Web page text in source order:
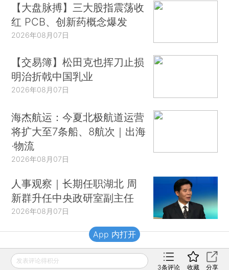
【大盘脉搏】三大股指震荡收
红 PCB、创新药概念爆发
2026年08月07日
【交易簿】松田克也挥刀止损
明治折戟中国乳业
2026年08月07日
海杰航运：今夏北极航道运营
将扩大至7条船、8航次｜出海
·物流
2026年08月07日
人事观察｜长期任职湖北 周
新群升任中央政研室副主任
2026年08月07日
财新移动
发表评论得积分
3条评论 收藏 分享
App 内打开